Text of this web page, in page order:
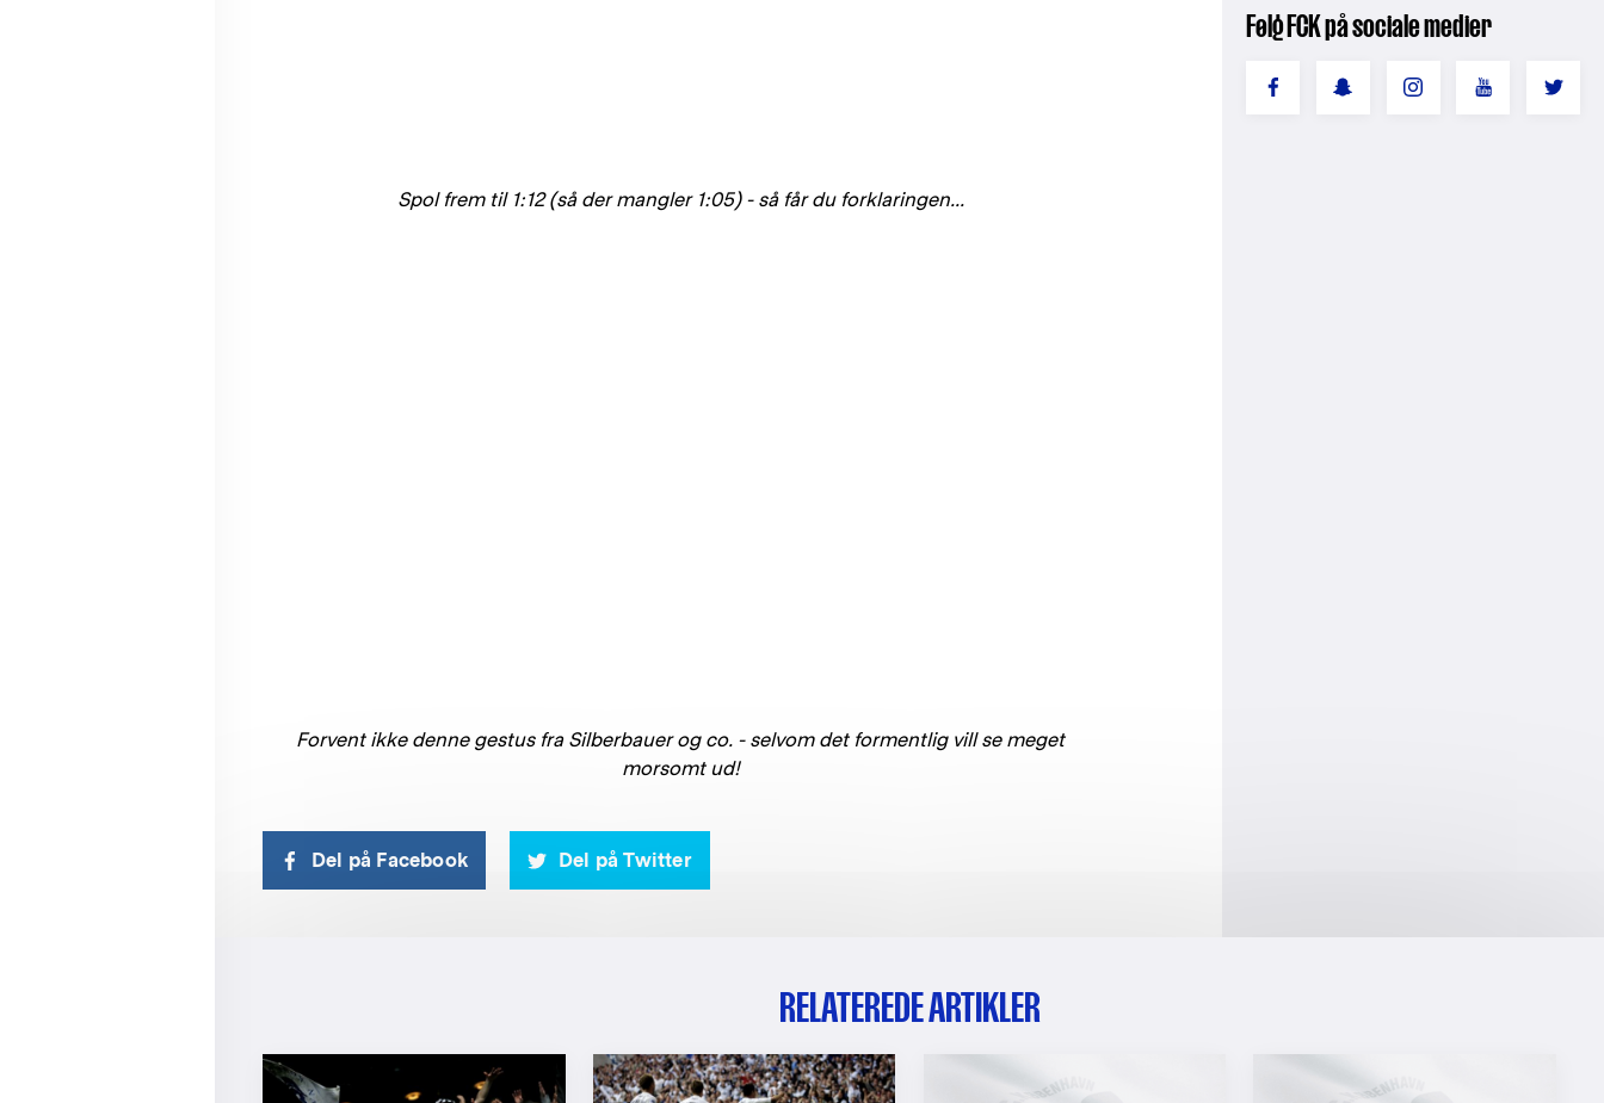
Spol frem til 1:12 (så der mangler 1:05) - så får du forklaringen...
Forvent ikke denne gestus fra Silberbauer og co. - selvom det formentlig vill se meget
morsomt ud!
Del på Facebook Del på Twitter
Følg FCK på sociale medier
RELATEREDE ARTIKLER